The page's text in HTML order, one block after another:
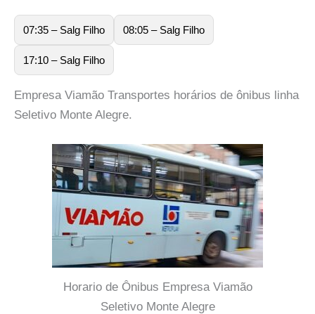
07:35 – Salg Filho 08:05 – Salg Filho
17:10 – Salg Filho
Empresa Viamão Transportes horários de ônibus linha
Seletivo Monte Alegre.
Horario de Ônibus Empresa Viamão
Seletivo Monte Alegre